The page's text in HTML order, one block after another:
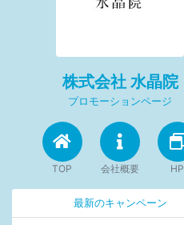
株式会社 水晶院
プロモーションページ
TOP 会社概要 HP
最新のキャンペーン